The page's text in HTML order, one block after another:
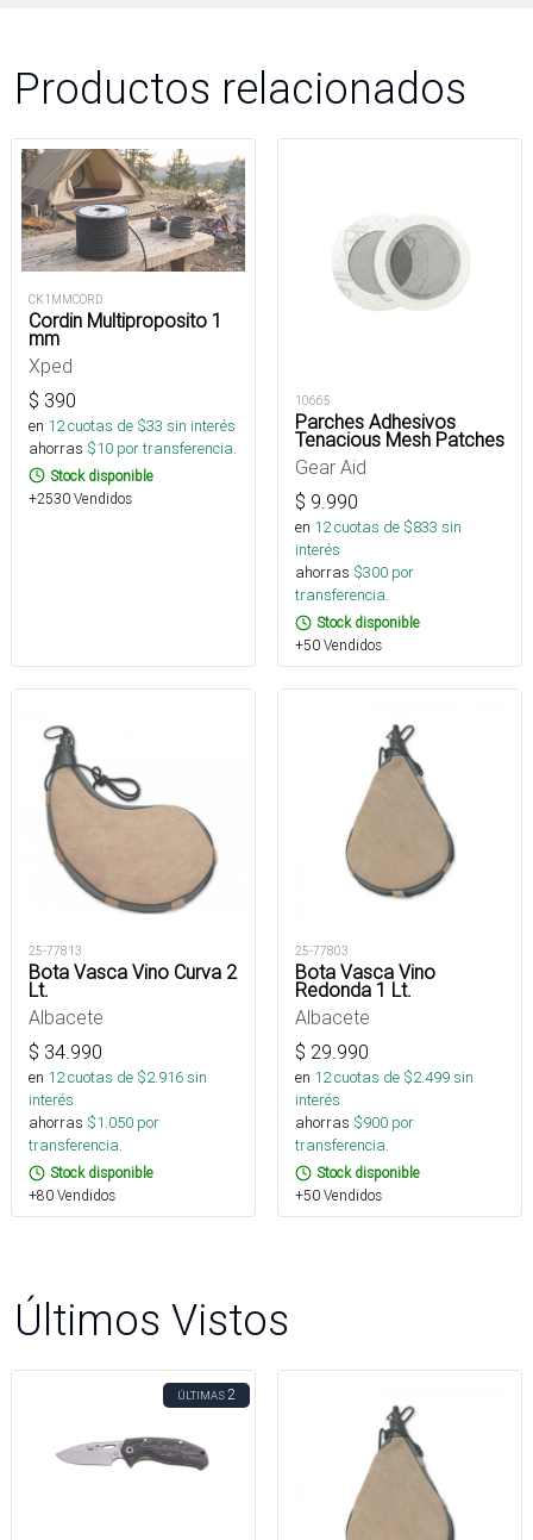
Productos relacionados
CK1MMCORD
Cordin Multiproposito 1
mm
Xped
$ 390
en 12cuotas de $33 sin interés
ahorras $10 por transferencia.
Stock disponible
+2530 Vendidos
10665
Parches Adhesivos
Tenacious Mesh Patches
Gear Aid
$ 9.990
en 12cuotas de $833 sin
interés
ahorras $300 por
transferencia.
Stock disponible
+50 Vendidos
25-77813
Bota Vasca Vino Curva 2
Lt.
Albacete
$ 34.990
en 12cuotas de $2.916sin
interés
ahorras $1.050 por
transferencia.
Stock disponible
+80 Vendidos
25-77803
Bota Vasca Vino
Redonda 1 Lt.
Albacete
$ 29.990
en 12cuotas de $2.499sin
interés
ahorras $900 por
transferencia.
Stock disponible
+50 Vendidos
Últimos Vistos
ÚLTIMAS2